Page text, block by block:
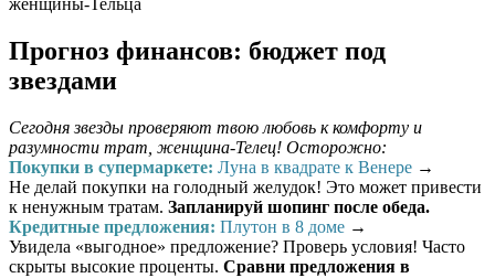
женщины-Тельца
Прогноз финансов: бюджет под
звездами
Сегодня звезды проверяют твою любовь к комфорту и
разумности трат, женщина-Телец! Осторожно:
Покупки в супермаркете: Луна в квадрате к Венере →
Не делай покупки на голодный желудок! Это может привести
к ненужным тратам. Запланируй шопинг после обеда.
Кредитные предложения: Плутон в 8 доме →
Увидела «выгодное» предложение? Проверь условия! Часто
скрыты высокие проценты. Сравни предложения в